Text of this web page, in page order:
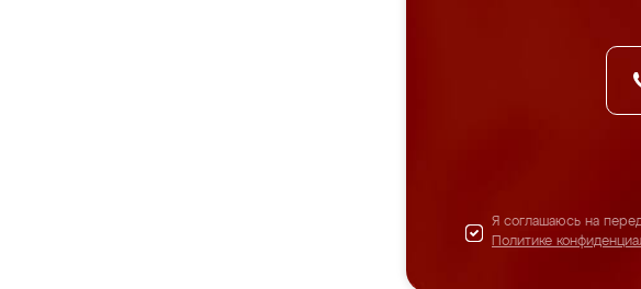
Я соглашаюсь на
Политике